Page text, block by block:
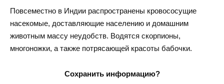
Повсеместно в Индии распространены кровососущие
насекомые, доставляющие населению и домашним
животным массу неудобств. Водятся скорпионы,
многоножки, а также потрясающей красоты бабочки.
Сохранить информацию?